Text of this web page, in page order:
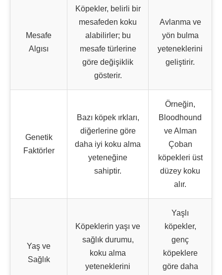
Mesafe
Algısı
Köpekler, belirli bir
mesafeden koku
alabilirler; bu
mesafe türlerine
göre değişiklik
gösterir.
Avlanma ve
yön bulma
yeteneklerini
geliştirir.
Genetik
Faktörler
Bazı köpek ırkları,
diğerlerine göre
daha iyi koku alma
yeteneğine
sahiptir.
Örneğin,
Bloodhound
ve Alman
Çoban
köpekleri üst
düzey koku
alır.
Yaş ve
Sağlık
Köpeklerin yaşı ve
sağlık durumu,
koku alma
yeteneklerini
Yaşlı
köpekler,
genç
köpeklere
göre daha